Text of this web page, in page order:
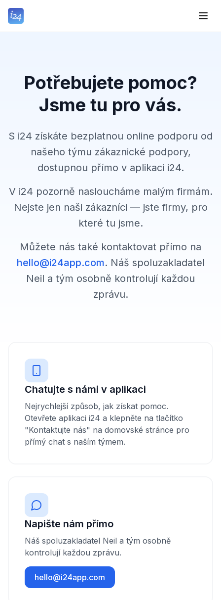
Potřebujete pomoc?
Jsme tu pro vás.
S i24 získáte bezplatnou online podporu od
našeho týmu zákaznické podpory,
dostupnou přímo v aplikaci i24.
V i24 pozorně nasloucháme malým firmám.
Nejste jen naši zákazníci — jste firmy, pro
které tu jsme.
Můžete nás také kontaktovat přímo na
hello@i24app.com. Náš spoluzakladatel
Neil a tým osobně kontrolují každou
zprávu.
Chatujte s námi v aplikaci
Nejrychlejší způsob, jak získat pomoc.
Otevřete aplikaci i24 a klepněte na tlačítko
"Kontaktujte nás" na domovské stránce pro
přímý chat s naším týmem.
Napište nám přímo
Náš spoluzakladatel Neil a tým osobně
kontrolují každou zprávu.
hello@i24app.com